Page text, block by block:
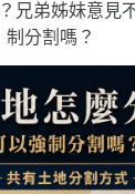
兄弟姊妹意見
制分割嗎？